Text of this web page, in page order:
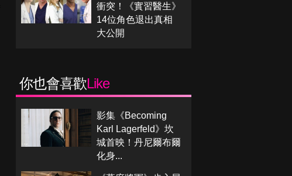
衝突！《實習醫生》
14位角色退出真相
大公開
你也會喜歡Like
影集《Becoming
Karl Lagerfeld》坎
城首映！丹尼爾布爾
化身...